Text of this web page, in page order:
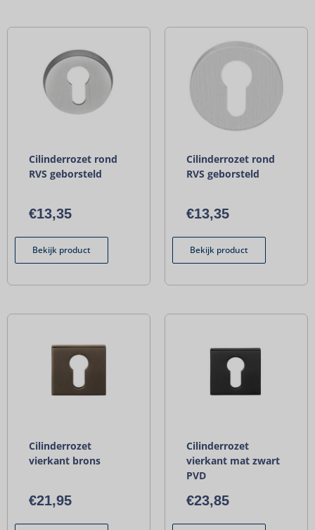
Cilinderrozet rond
RVS geborsteld
€13,35
Bekijk product
Cilinderrozet rond
RVS geborsteld
€13,35
Bekijk product
Cilinderrozet
vierkant brons
€21,95
Cilinderrozet
vierkant mat zwart
PVD
€23,85